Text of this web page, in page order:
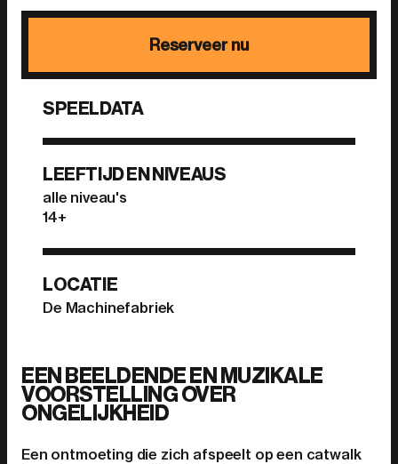
Reserveer nu
SPEELDATA
LEEFTIJD EN NIVEAUS
alle niveau's
14+
LOCATIE
De Machinefabriek
EEN BEELDENDE EN MUZIKALE
VOORSTELLING OVER
ONGELIJKHEID
Een ontmoeting die zich afspeelt op een catwalk